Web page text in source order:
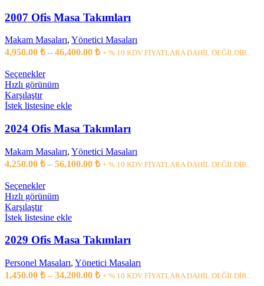
var.
Seçenekler
ürün
sayfasından
seçilebilir
2007 Ofis Masa Takımları
Makam Masaları, Yönetici Masaları
4,950.00 ₺ – 46,400.00 ₺Fiyat
+ % 10 KDV FİYATLARA DAHİL DEĞİLDİR..
SeçeneklerBu
ürünün
fazla
var.
Seçenekler
ürün
sayfasından
seçilebilir
Hızlı görünüm
Karşılaştır
İstek listesine ekle
2024 Ofis Masa Takımları
Makam Masaları, Yönetici Masaları
4,250.00 ₺ – 56,100.00 ₺Fiyat
+ % 10 KDV FİYATLARA DAHİL DEĞİLDİR..
SeçeneklerBu
ürünün
fazla
var.
ürün
sayfasından
seçilebilir
Hızlı görünüm
Karşılaştır
İstek listesine ekle
2029 Ofis Masa Takımları
Personel Masaları, Yönetici Masaları
1,450.00 ₺ – 34,200.00 ₺Fiyat
+ % 10 KDV FİYATLARA DAHİL DEĞİLDİR..